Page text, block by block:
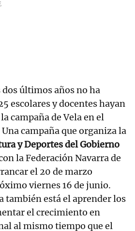
dos últimos años no ha
escolares y docentes hayan
campaña de Vela en el
Una campaña que organiza la
y Deportes del Gobierno
la Federación Navarra de
el 20 de marzo
viernes 16 de junio.
también está el aprender los
el crecimiento en
al mismo tiempo que el